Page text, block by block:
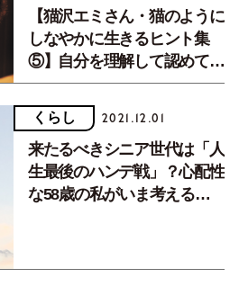
【猫沢エミさん・猫のように
しなやかに生きるヒント集
⑤】自分を理解して認めてあ
げられるのは、世界で自分だ
け
くらし 2021.12.01
来たるべきシニア世代は「人
生最後のハンデ戦」？心配性
な58歳の私がいま考えるこ